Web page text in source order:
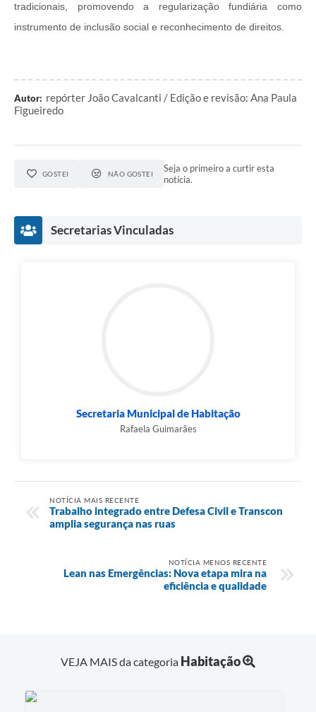
tradicionais, promovendo a regularização fundiária como
instrumento de inclusão social e reconhecimento de direitos.
Autor: repórter João Cavalcanti / Edição e revisão: Ana Paula
Figueiredo
GOSTEI NÃO GOSTEI
Seja o primeiro a curtir esta
notícia.
Secretarias Vinculadas
Secretaria Municipal de Habitação
Rafaela Guimarães
NOTÍCIA MAIS RECENTE
Trabalho integrado entre Defesa Civil e Transcon
amplia segurança nas ruas
NOTÍCIA MENOS RECENTE
Lean nas Emergências: Nova etapa mira na
eficiência e qualidade
VEJA MAIS da categoria Habitação